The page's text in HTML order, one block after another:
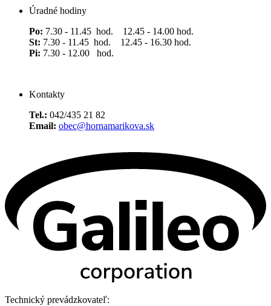
Úradné hodiny
Po: 7.30 - 11.45 hod. 12.45 - 14.00 hod.
St: 7.30 - 11.45 hod. 12.45 - 16.30 hod.
Pi: 7.30 - 12.00 hod.
Kontakty
Tel.: 042/435 21 82
Email: obec@hornamarikova.sk
Technický prevádzkovateľ: